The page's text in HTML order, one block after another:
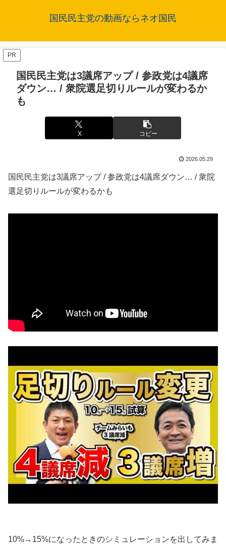
国民民主党の動画ならネオ国民
PR
国民民主党は3議席アップ / 参政党は4議席
ダウン… / 衆院選足切りルールが変わるか
も
X コピー
2026.05.29
国民民主党は3議席アップ / 参政党は4議席ダウン… / 衆院
選足切りルールが変わるかも
10%→15%になったときのシミュレーションを出してみま